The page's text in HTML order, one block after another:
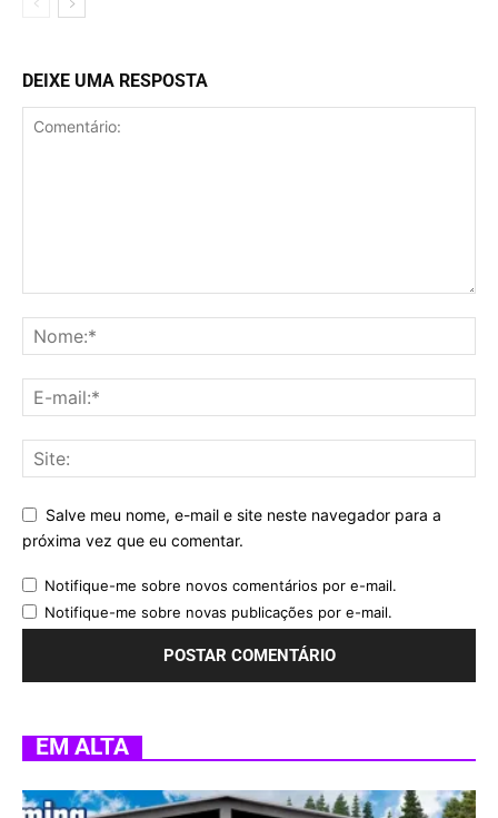
DEIXE UMA RESPOSTA
Salve meu nome, e-mail e site neste navegador para a
próxima vez que eu comentar.
Notifique-me sobre novos comentários por e-mail.
Notifique-me sobre novas publicações por e-mail.
EM ALTA